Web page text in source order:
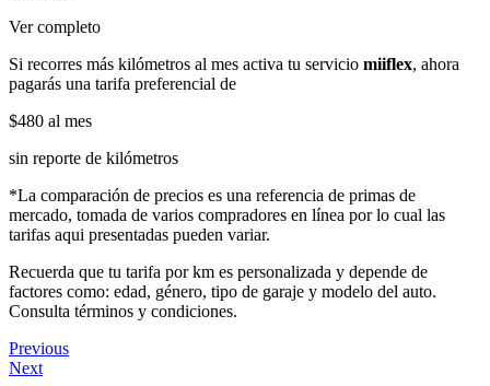
Ver completo
Si recorres más kilómetros al mes activa tu servicio miiflex, ahora
pagarás una tarifa preferencial de
$480 al mes
sin reporte de kilómetros
*La comparación de precios es una referencia de primas de
mercado, tomada de varios compradores en línea por lo cual las
tarifas aqui presentadas pueden variar.
Recuerda que tu tarifa por km es personalizada y depende de
factores como: edad, género, tipo de garaje y modelo del auto.
Consulta términos y condiciones.
Previous
Next